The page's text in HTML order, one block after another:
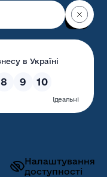
Налаштування
доступності